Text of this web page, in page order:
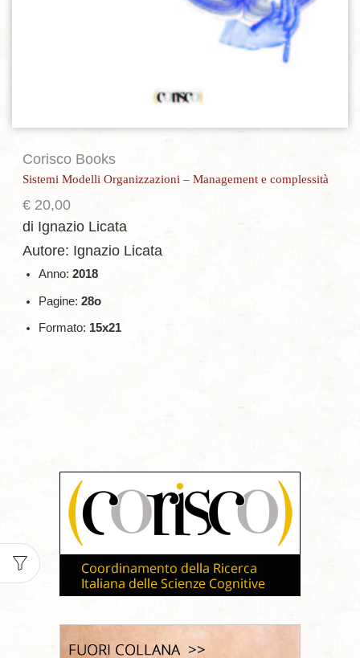
Corisco Books
Sistemi Modelli Organizzazioni – Management e complessità
€ 20,00
di Ignazio Licata
Autore: Ignazio Licata
Anno: 2018
Pagine: 28o
Formato: 15x21